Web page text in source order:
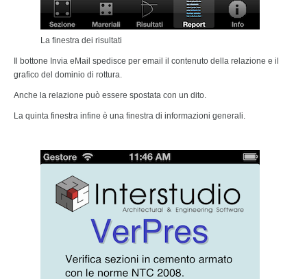
La finestra dei risultati
Il bottone Invia eMail spedisce per email il contenuto della relazione e il
grafico del dominio di rottura.
Anche la relazione può essere spostata con un dito.
La quinta finestra infine è una finestra di informazioni generali.